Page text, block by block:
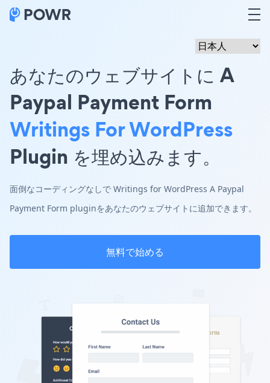
あなたのウェブサイトに A
Paypal Payment Form
Writings For WordPress
Plugin を埋め込みます。
面倒なコーディングなしで Writings for WordPress A Paypal
Payment Form pluginをあなたのウェブサイトに追加できます。
無料で始める